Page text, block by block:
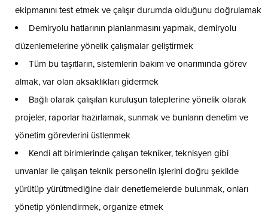
ekipmanını test etmek ve çalışır durumda olduğunu doğrulamak
Demiryolu hatlarının planlanmasını yapmak, demiryolu
düzenlemelerine yönelik çalışmalar geliştirmek
Tüm bu taşıtların, sistemlerin bakım ve onarımında görev
almak, var olan aksaklıkları gidermek
Bağlı olarak çalışılan kuruluşun taleplerine yönelik olarak
projeler, raporlar hazırlamak, sunmak ve bunların denetim ve
yönetim görevlerini üstlenmek
Kendi alt birimlerinde çalışan tekniker, teknisyen gibi
unvanlar ile çalışan teknik personelin işlerini doğru şekilde
yürütüp yürütmediğine dair denetlemelerde bulunmak, onları
yönetip yönlendirmek, organize etmek